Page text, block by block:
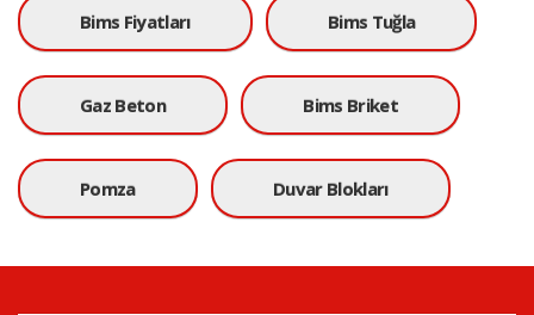
Bims Fiyatları Bims Tuğla
Gaz Beton Bims Briket
Pomza Duvar Blokları